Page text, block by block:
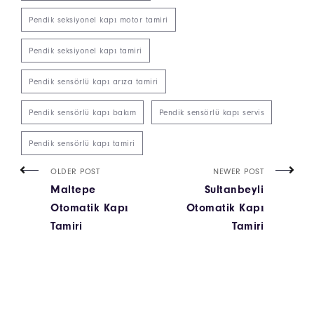
Pendik seksiyonel kapı motor tamiri
Pendik seksiyonel kapı tamiri
Pendik sensörlü kapı arıza tamiri
Pendik sensörlü kapı bakım Pendik sensörlü kapı servis
Pendik sensörlü kapı tamiri
OLDER POST
Maltepe
Otomatik Kapı
Tamiri
NEWER POST
Sultanbeyli
Otomatik Kapı
Tamiri